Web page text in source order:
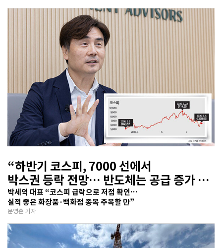
“하반기 코스피, 7000 선에서
박스권 등락 전망… 반도체는 공급 증가 선
반영 주시해야”
박세익 대표 “코스피 급락으로 저점 확인…
실적 좋은 화장품·백화점 종목 주목할 만”
문영훈 기자